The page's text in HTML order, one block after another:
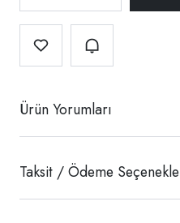
Ürün Yorumları
Taksit / Ödeme